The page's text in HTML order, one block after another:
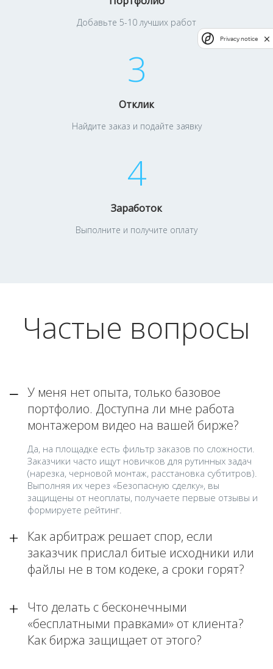
Добавьте 5-10 лучших работ
3
Отклик
Найдите заказ и подайте заявку
4
Заработок
Выполните и получите оплату
Частые вопросы
У меня нет опыта, только базовое
портфолио. Доступна ли мне работа
монтажером видео на вашей бирже?
Да, на площадке есть фильтр заказов по сложности.
Заказчики часто ищут новичков для рутинных задач
(нарезка, черновой монтаж, расстановка субтитров).
Выполняя их через «Безопасную сделку», вы
защищены от неоплаты, получаете первые отзывы и
формируете рейтинг.
Как арбитраж решает спор, если
заказчик прислал битые исходники или
файлы не в том кодеке, а сроки горят?
Что делать с бесконечными
«бесплатными правками» от клиента?
Как биржа защищает от этого?
Privacy notice